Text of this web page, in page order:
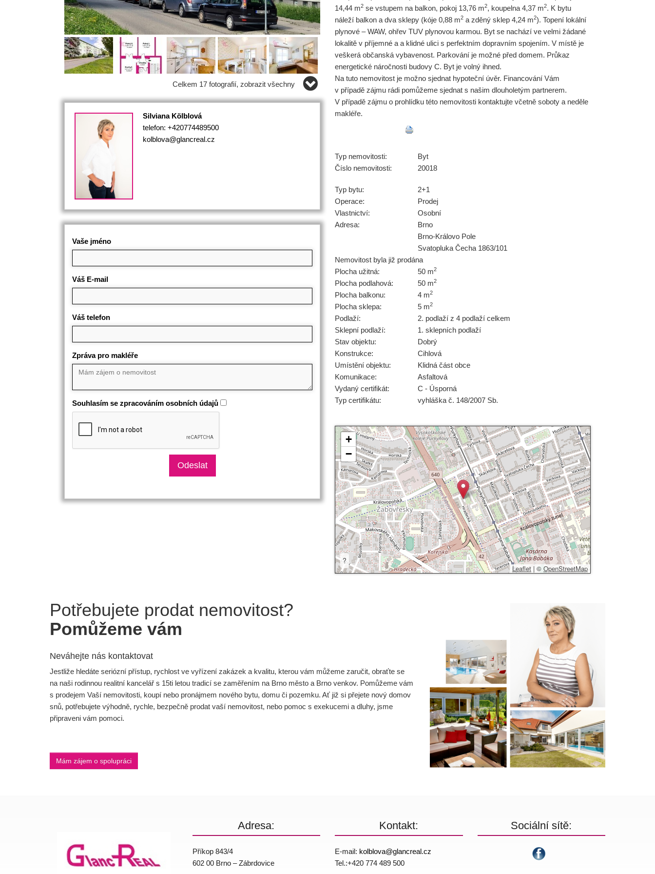
Celkem 17 fotografií, zobrazit všechny
Silviana Kölblová
telefon: +420774489500
kolblova@glancreal.cz
Vaše jméno
Váš E-mail
Váš telefon
Zpráva pro makléře
Souhlasím se zpracováním osobních údajů
14,44 m2 se vstupem na balkon, pokoj 13,76 m2, koupelna 4,37 m2. K bytu
náleží balkon a dva sklepy (kóje 0,88 m2 a zděný sklep 4,24 m2). Topení lokální
plynové – WAW, ohřev TUV plynovou karmou. Byt se nachází ve velmi žádané
lokalitě v příjemné a a klidné ulici s perfektním dopravním spojením. V místě je
veškerá občanská vybavenost. Parkování je možné před domem. Průkaz
energetické náročnosti budovy C. Byt je volný ihned.
Na tuto nemovitost je možno sjednat hypoteční úvěr. Financování Vám
v případě zájmu rádi pomůžeme sjednat s našim dlouholetým partnerem.
V případě zájmu o prohlídku této nemovitosti kontaktujte včetně soboty a neděle
makléře.
Typ nemovitosti:
Byt
Číslo nemovitosti:
20018
Typ bytu:
2+1
Operace:
Prodej
Vlastnictví:
Osobní
Adresa:
Brno
Brno-Královo Pole
Svatopluka Čecha 1863/101
Nemovitost byla již prodána
Plocha užitná:
50 m2
Plocha podlahová: 50 m2
Plocha balkonu: 4 m2
Plocha sklepa: 5 m2
Podlaží:
2. podlaží z 4 podlaží celkem
Sklepní podlaží:
1. sklepních podlaží
Stav objektu:
Dobrý
Konstrukce:
Cihlová
Umístění objektu:
Klidná část obce
Komunikace:
Asfaltová
Vydaný certifikát:
C - Úsporná
Typ certifikátu:
vyhláška č. 148/2007 Sb.
+
−
?
Leaflet | © OpenStreetMap
Potřebujete prodat nemovitost?
Pomůžeme vám
Neváhejte nás kontaktovat
Jestliže hledáte seriózní přístup, rychlost ve vyřízení zakázek a kvalitu, kterou vám můžeme zaručit, obraťte se
na naši rodinnou realitní kancelář s 15ti letou tradicí se zaměřením na Brno město a Brno venkov. Pomůžeme vám
s prodejem Vaší nemovitosti, koupí nebo pronájmem nového bytu, domu či pozemku. Ať již si přejete nový domov
snů, potřebujete výhodně, rychle, bezpečně prodat vaší nemovitost, nebo pomoc s exekucemi a dluhy, jsme
připraveni vám pomoci.
Mám zájem o spolupráci
Adresa:
Příkop 843/4
602 00 Brno – Zábrdovice
Kontakt:
E-mail: kolblova@glancreal.cz
Tel.:+420 774 4­89 500
Sociální sítě: